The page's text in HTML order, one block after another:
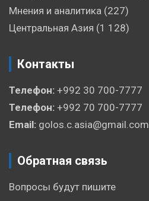
Мнения и аналитика (227)
Центральная Азия (1 128)
Контакты
Телефон: +992 30 700-7777
Телефон: +992 70 700-7777
Email: golos.c.asia@gmail.com
Обратная связь
Вопросы будут пишите